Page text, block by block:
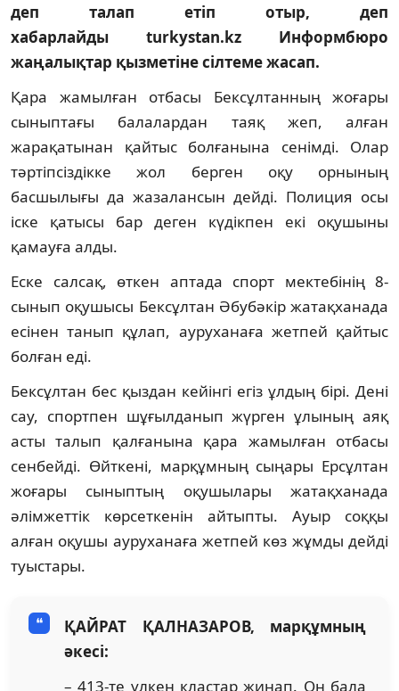
деп талап етіп отыр, деп
хабарлайды turkystan.kz Информбюро
жаңалықтар қызметіне сілтеме жасап.
Қара жамылған отбасы Бексұлтанның жоғары
сыныптағы балалардан таяқ жеп, алған
жарақатынан қайтыс болғанына сенімді. Олар
тәртіпсіздікке жол берген оқу орнының
басшылығы да жазалансын дейді. Полиция осы
іске қатысы бар деген күдікпен екі оқушыны
қамауға алды.
Еске салсақ, өткен аптада спорт мектебінің 8-
сынып оқушысы Бексұлтан Әбубәкір жатақханада
есінен танып құлап, ауруханаға жетпей қайтыс
болған еді.
Бексұлтан бес қыздан кейінгі егіз ұлдың бірі. Дені
сау, спортпен шұғылданып жүрген ұлының аяқ
асты талып қалғанына қара жамылған отбасы
сенбейді. Өйткені, марқұмның сыңары Ерсұлтан
жоғары сыныптың оқушылары жатақханада
әлімжеттік көрсеткенін айтыпты. Ауыр соққы
алған оқушы ауруханаға жетпей көз жұмды дейді
туыстары.
ҚАЙРАТ ҚАЛНАЗАРОВ, марқұмның
әкесі:
– 413-те үлкен кластар жинап. Он бала